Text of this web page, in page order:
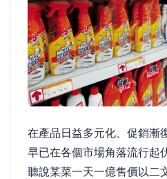
在產品日益多元化、促銷漸
早已在各個市場角落流行起
聽說某菜一天一億售價以二